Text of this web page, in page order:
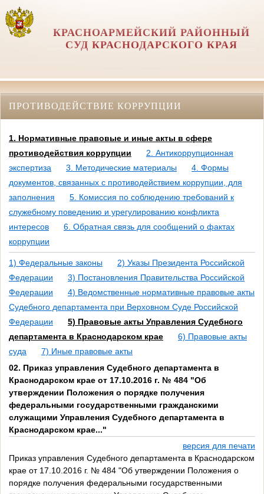
КРАСНОАРМЕЙСКИЙ РАЙОННЫЙ
СУД КРАСНОДАРСКОГО КРАЯ
ПРОТИВОДЕЙСТВИЕ КОРРУПЦИИ
1. Нормативные правовые и иные акты в сфере
противодействия коррупции
2. Антикоррупционная
экспертиза
3. Методические материалы
4. Формы
документов, связанных с противодействием коррупции, для
заполнения
5. Комиссия по соблюдению требований к
служебному поведению и урегулированию конфликта
интересов
6. Обратная связь для сообщений о фактах
коррупции
1) Федеральные законы
2) Указы Президента Российской
Федерации
3) Постановления Правительства Российской
Федерации
4) Ведомственные нормативные правовые акты
Судебного департамента при Верховном Суде Российской
Федерации
5) Правовые акты Управления Судебного
департамента в Краснодарском крае
6) Правовые акты
суда
7) Иные правовые акты
02. Приказ управления Судебного департамента в
Краснодарском крае от 17.10.2016 г. № 484 "Об
утверждении Положения о порядке получения
федеральными государственными гражданскими
служащими Управления Судебного департамента в
Краснодарском крае..."
версия для печати
Приказ управления Судебного департамента в Краснодарском
крае от 17.10.2016 г. № 484 "Об утверждении Положения о
порядке получения федеральными государственными